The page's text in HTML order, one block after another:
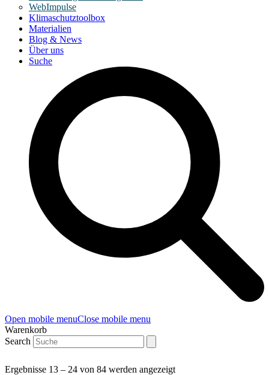
WebImpulse
Klimaschutztoolbox
Materialien
Blog & News
Über uns
Suche
Open mobile menuClose mobile menu
Warenkorb
Search
Ergebnisse 13 – 24 von 84 werden angezeigt